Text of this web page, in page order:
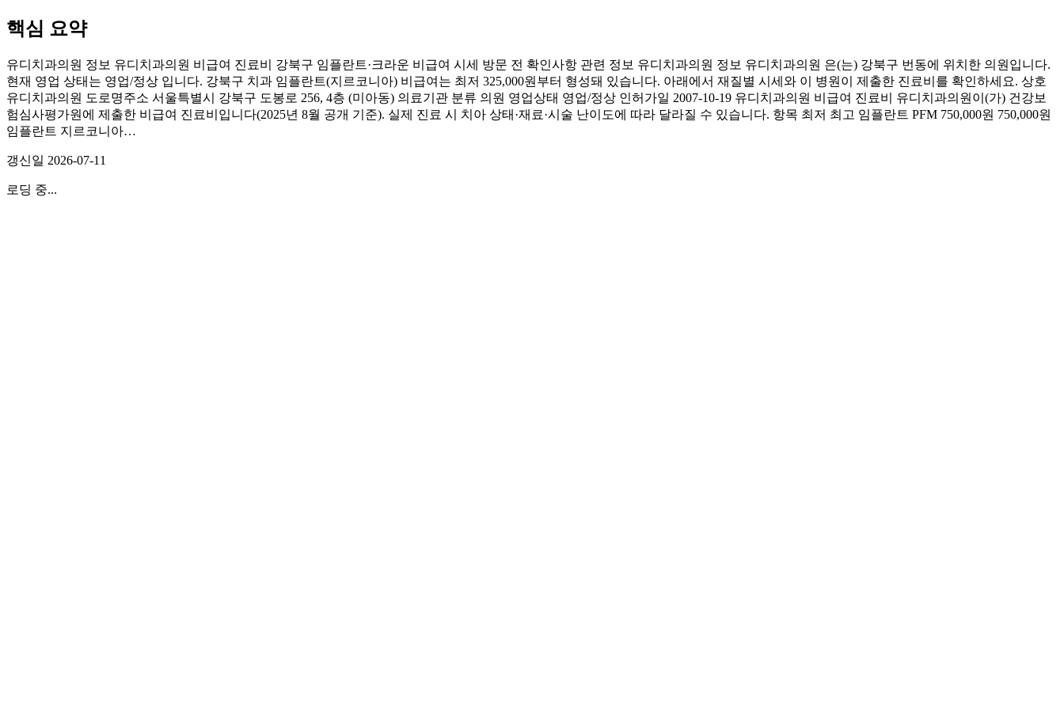
핵심 요약
유디치과의원 정보 유디치과의원 비급여 진료비 강북구 임플란트·크라운 비급여 시세 방문 전 확인사항 관련 정보 유디치과의원 정보 유디치과의원 은(는) 강북구 번동에 위치한 의원입니다.
현재 영업 상태는 영업/정상 입니다. 강북구 치과 임플란트(지르코니아) 비급여는 최저 325,000원부터 형성돼 있습니다. 아래에서 재질별 시세와 이 병원이 제출한 진료비를 확인하세요. 상호
유디치과의원 도로명주소 서울특별시 강북구 도봉로 256, 4층 (미아동) 의료기관 분류 의원 영업상태 영업/정상 인허가일 2007-10-19 유디치과의원 비급여 진료비 유디치과의원이(가) 건강보
험심사평가원에 제출한 비급여 진료비입니다(2025년 8월 공개 기준). 실제 진료 시 치아 상태·재료·시술 난이도에 따라 달라질 수 있습니다. 항목 최저 최고 임플란트 PFM 750,000원 750,000원
임플란트 지르코니아…
갱신일 2026-07-11
로딩 중...